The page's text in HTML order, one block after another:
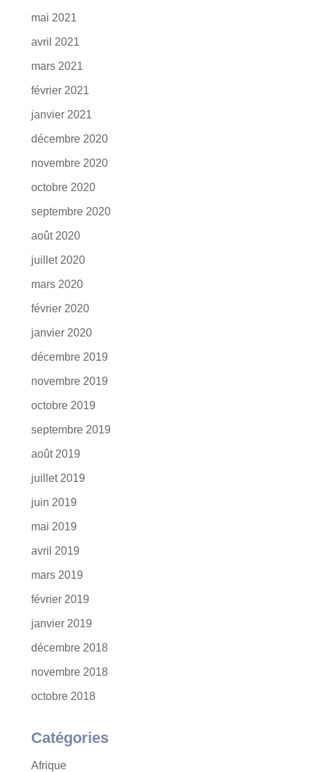
mai 2021
avril 2021
mars 2021
février 2021
janvier 2021
décembre 2020
novembre 2020
octobre 2020
septembre 2020
août 2020
juillet 2020
mars 2020
février 2020
janvier 2020
décembre 2019
novembre 2019
octobre 2019
septembre 2019
août 2019
juillet 2019
juin 2019
mai 2019
avril 2019
mars 2019
février 2019
janvier 2019
décembre 2018
novembre 2018
octobre 2018
Catégories
Afrique